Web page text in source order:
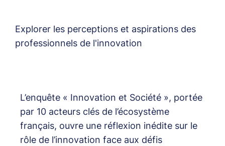
Explorer les perceptions et aspirations des
professionnels de l'innovation
L’enquête « Innovation et Société », portée
par 10 acteurs clés de l’écosystème
français, ouvre une réflexion inédite sur le
rôle de l’innovation face aux défis